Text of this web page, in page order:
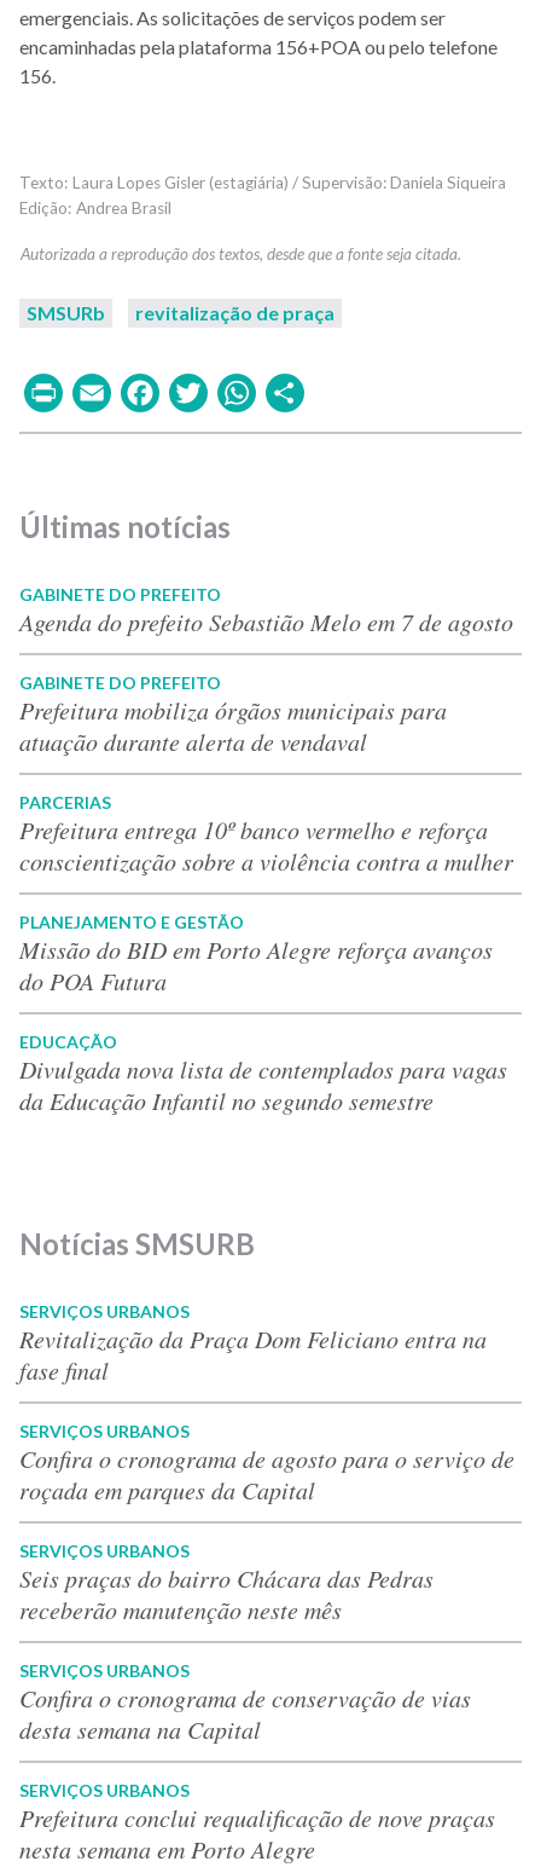
emergenciais. As solicitações de serviços podem ser
encaminhadas pela plataforma 156+POA ou pelo telefone
156.
Laura Lopes Gisler (estagiária) / Supervisão: Daniela Siqueira
Andrea Brasil
SMSURb revitalização de praça
PrintEmailFacebook
TwitterWhatsApp
Últimas notícias
GABINETE DO PREFEITO
Agenda do prefeito Sebastião Melo em 7 de agosto
GABINETE DO PREFEITO
Prefeitura mobiliza órgãos municipais para
atuação durante alerta de vendaval
PARCERIAS
Prefeitura entrega 10º banco vermelho e reforça
conscientização sobre a violência contra a mulher
PLANEJAMENTO E GESTÃO
Missão do BID em Porto Alegre reforça avanços
do POA Futura
EDUCAÇÃO
Divulgada nova lista de contemplados para vagas
da Educação Infantil no segundo semestre
Notícias SMSURB
SERVIÇOS URBANOS
Revitalização da Praça Dom Feliciano entra na
fase final
SERVIÇOS URBANOS
Confira o cronograma de agosto para o serviço de
roçada em parques da Capital
SERVIÇOS URBANOS
Seis praças do bairro Chácara das Pedras
receberão manutenção neste mês
SERVIÇOS URBANOS
Confira o cronograma de conservação de vias
desta semana na Capital
SERVIÇOS URBANOS
Prefeitura conclui requalificação de nove praças
nesta semana em Porto Alegre